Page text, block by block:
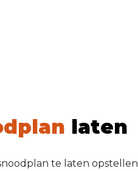
laten
te laten opstellen